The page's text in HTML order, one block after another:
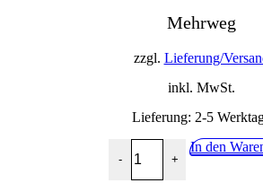
Mehrweg
zzgl. Lieferung/
inkl. MwSt.
Lieferung: 2-5
-
Paulaner Hefe-Weißbier
+
In den